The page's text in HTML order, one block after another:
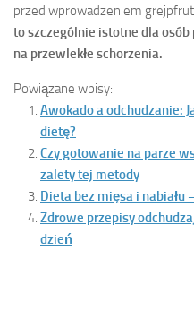
przed wprowadzeniem
to szczególnie istotne dla
na przewlekłe schorzenia.
Powiązane wpisy:
Awokado a odchudzanie:
dietę?
Czy gotowanie na parze
zalety tej metody
Dieta bez mięsa i nabiału
Zdrowe przepisy
dzień